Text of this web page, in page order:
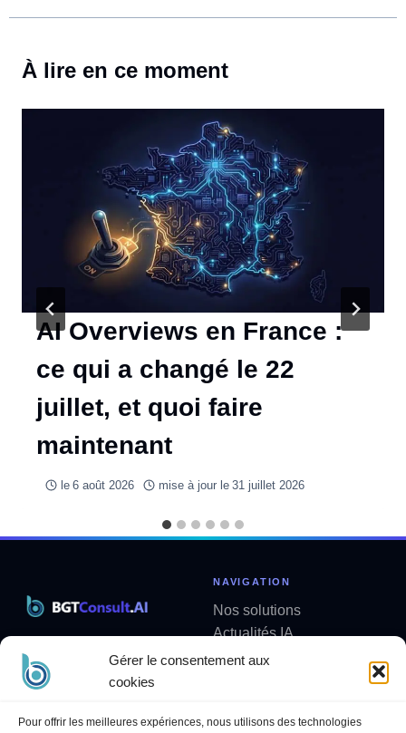
Gérer le consentement aux
cookies
Pour offrir les meilleures expériences, nous utilisons des technologies
À lire en ce moment
AI Overviews en France :
ce qui a changé le 22
juillet, et quoi faire
maintenant
le 6 août 2026 mise à jour le 31 juillet 2026
contact@bgtconsult.ai
NAVIGATION
Nos solutions
Actualités IA
Analyses
LÉGAL SUIVEZ-NOUS